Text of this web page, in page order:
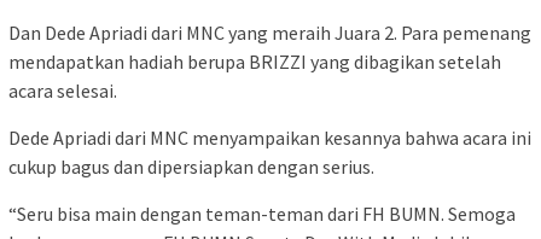
Dan Dede Apriadi dari MNC yang meraih Juara 2. Para pemenang
mendapatkan hadiah berupa BRIZZI yang dibagikan setelah
acara selesai.
Dede Apriadi dari MNC menyampaikan kesannya bahwa acara ini
cukup bagus dan dipersiapkan dengan serius.
“Seru bisa main dengan teman-teman dari FH BUMN. Semoga